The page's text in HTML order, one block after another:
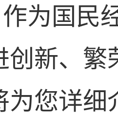
为国民
新、繁
您详细